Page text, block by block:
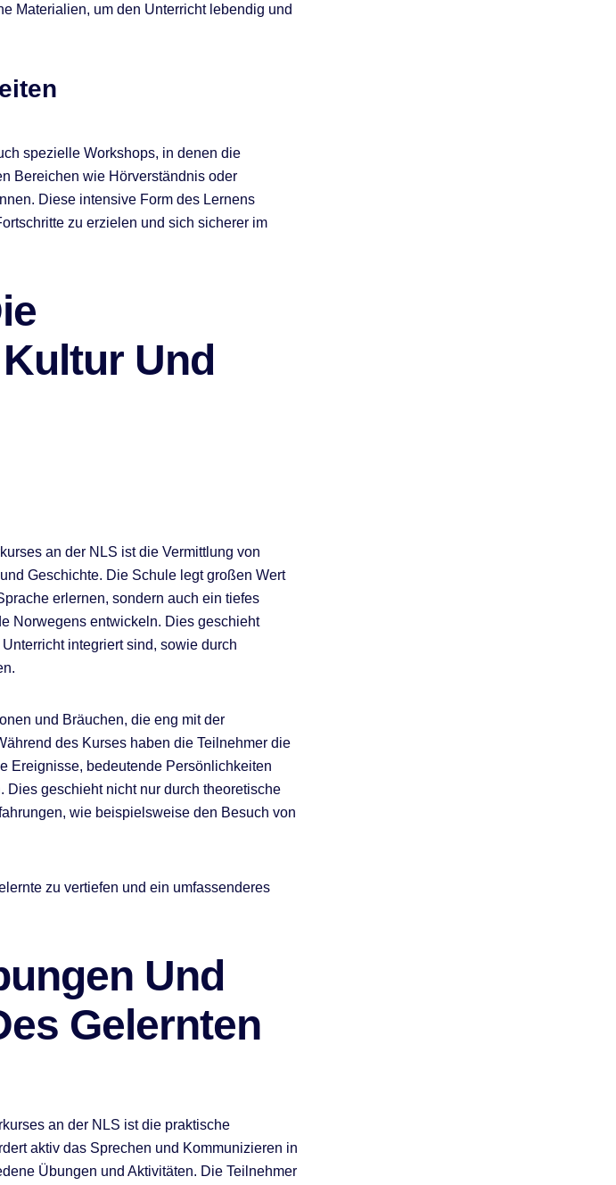
Materialien, um den Unterricht lebendig und
spezielle Workshops, in denen die
Bereichen wie Hörverständnis oder
Diese intensive Form des Lernens
zu erzielen und sich sicherer im
Und
an der NLS ist die Vermittlung von
Geschichte. Die Schule legt großen Wert
erlernen, sondern auch ein tiefes
Norwegens entwickeln. Dies geschieht
integriert sind, sowie durch
und Bräuchen, die eng mit der
des Kurses haben die Teilnehmer die
Ereignisse, bedeutende Persönlichkeiten
geschieht nicht nur durch theoretische
wie beispielsweise den Besuch von
zu vertiefen und ein umfassenderes
Und
Gelernten
an der NLS ist die praktische
aktiv das Sprechen und Kommunizieren in
Übungen und Aktivitäten. Die Teilnehmer